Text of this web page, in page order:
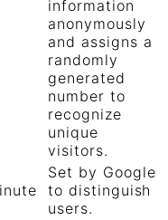
information
anonymously
and assigns a
randomly
generated
number to
recognize
unique
visitors.
Set by Google
to distinguish
users.